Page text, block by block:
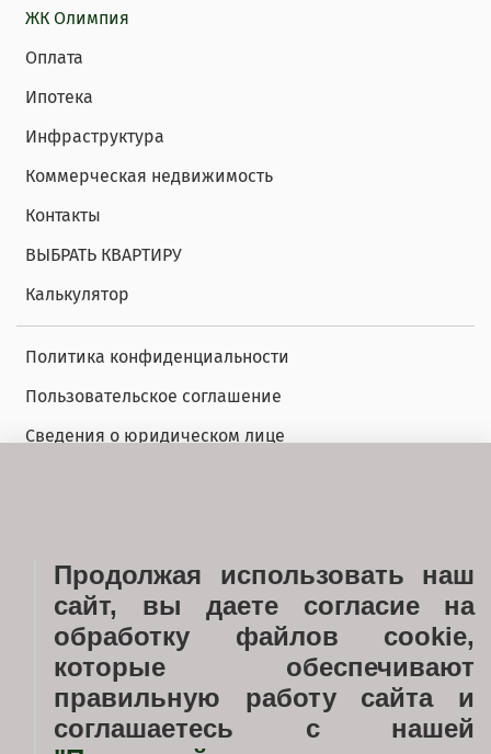
ЖК Олимпия
Оплата
Ипотека
Инфраструктура
Коммерческая недвижимость
Контакты
ВЫБРАТЬ КВАРТИРУ
Калькулятор
Политика конфиденциальности
Пользовательское соглашение
Сведения о юридическом лице
Ход строительства
Услуги
Застройщик
Документы
Новости недвижимости
Продолжая использовать наш
сайт, вы даете согласие на
обработку файлов cookie,
которые обеспечивают
правильную работу сайта и
соглашаетесь с нашей